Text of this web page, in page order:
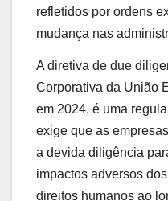
refletidos por ordens
mudança nas
A diretiva de due
Corporativa da União
em 2024, é uma
exige que as
a devida diligência
impactos adversos
direitos humanos ao